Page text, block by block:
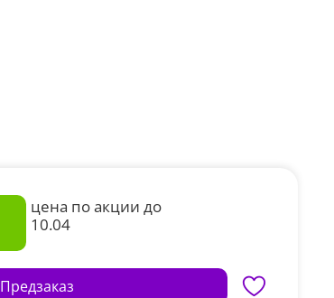
цена по акции до
10.04
Предзаказ